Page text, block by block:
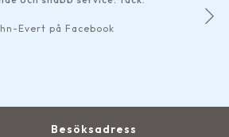
på Facebook
Besöksadress